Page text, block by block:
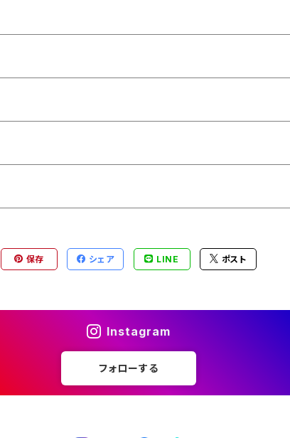
保存 シェア LINE ポスト
Instagram
フォローする